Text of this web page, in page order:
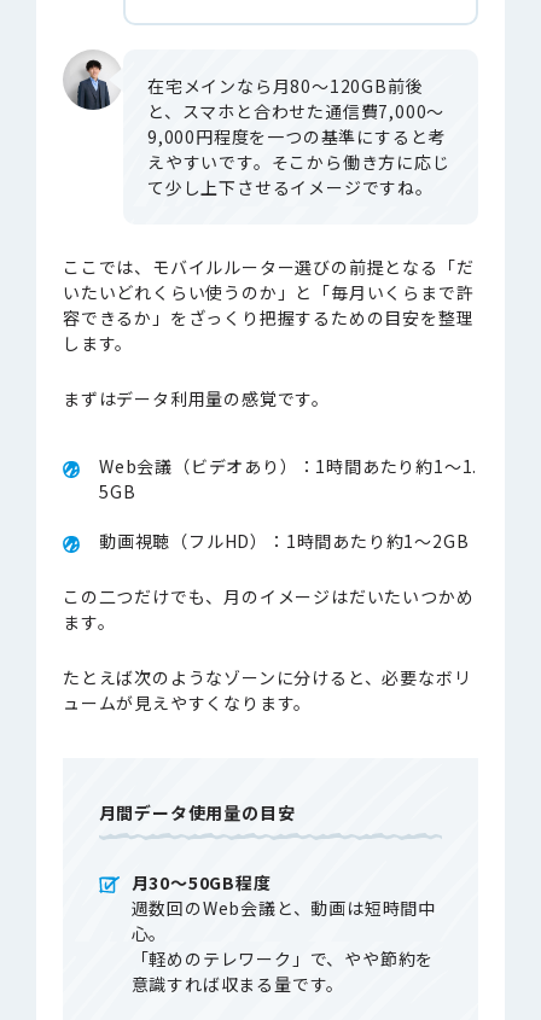
在宅メインなら月80〜120GB前後
と、スマホと合わせた通信費7,000〜
9,000円程度を一つの基準にすると考
えやすいです。そこから働き方に応じ
て少し上下させるイメージですね。
ここでは、モバイルルーター選びの前提となる「だ
いたいどれくらい使うのか」と「毎月いくらまで許
容できるか」をざっくり把握するための目安を整理
します。
まずはデータ利用量の感覚です。
Web会議（ビデオあり）：1時間あたり約1〜1.
5GB
動画視聴（フルHD）：1時間あたり約1〜2GB
この二つだけでも、月のイメージはだいたいつかめ
ます。
たとえば次のようなゾーンに分けると、必要なボリ
ュームが見えやすくなります。
月間データ使用量の目安
月30〜50GB程度
週数回のWeb会議と、動画は短時間中
心。
「軽めのテレワーク」で、やや節約を
意識すれば収まる量です。